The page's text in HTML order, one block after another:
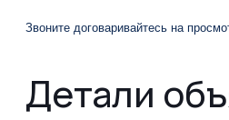
Звоните договаривайтесь на
Детали